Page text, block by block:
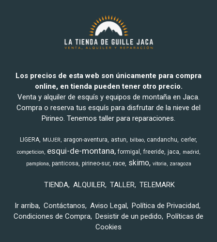
Los precios de esta web son únicamente para compra
online, en tienda pueden tener otro precio.
Venta y alquiler de esquís y equipos de montaña en Jaca.
Compra o reserva tus esquís para disfrutar de la nieve del
Pirineo. Tenemos taller para reparaciones.
LIGERA MUJER aragon-aventura astun bilbao candanchu cerler
competicion esqui-de-montana formigal freeride jaca
madrid
pamplona panticosa pirineo-sur race skimo vitoria zaragoza
TIENDA ALQUILER TALLER TELEMARK
Ir arriba Contáctanos Aviso Legal
Política de Privacidad
Condiciones de Compra Desistir de un pedido
Políticas de
Cookies